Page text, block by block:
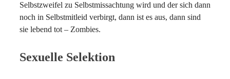
Selbstzweifel zu Selbstmissachtung wird und der sich dann
noch in Selbstmitleid verbirgt, dann ist es aus, dann sind
sie lebend tot – Zombies.
Sexuelle Selektion